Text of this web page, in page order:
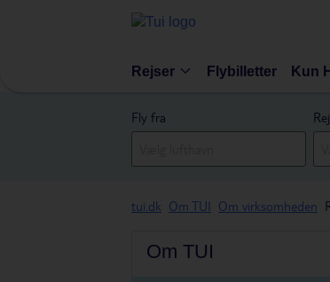
Rejser Flybilletter Kun
Fly fra
tui.dk Om TUI Om virksomheden
Om TUI